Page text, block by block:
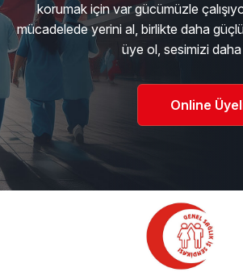
korumak için var gücümüzle
mücadelede yerini al, birlikte daha
üye ol, sesimizi
Online